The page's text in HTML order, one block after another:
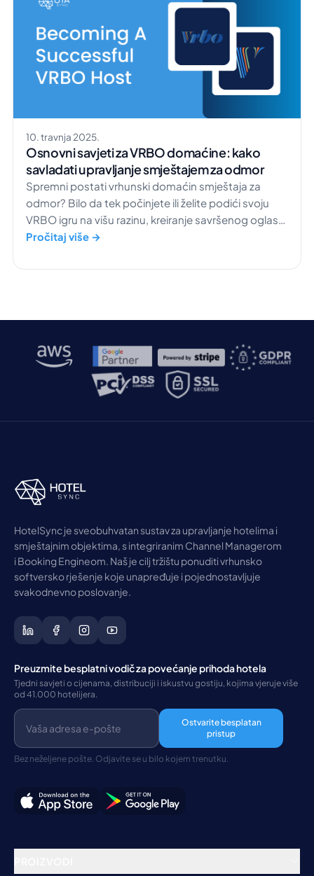
10. travnja 2025.
Osnovni savjeti za VRBO domaćine: kako
savladati upravljanje smještajem za odmor
Spremni postati vrhunski domaćin smještaja za
odmor? Bilo da tek počinjete ili želite podići svoju
VRBO igru na višu razinu, kreiranje savršenog oglasa
ključno je za privlačenje gostiju i povećanje broja
biti na dobrom putu da vodite uspješan smještaj za
Pročitaj više →
HotelSync je sveobuhvatan sustav za upravljanje hotelima i
smještajnim objektima, s integriranim Channel Managerom
i Booking Engineom. Naš je cilj tržištu ponuditi vrhunsko
softversko rješenje koje unapređuje i pojednostavljuje
svakodnevno poslovanje.
Preuzmite besplatni vodič za povećanje prihoda hotela
Tjedni savjeti o cijenama, distribuciji i iskustvu gostiju, kojima vjeruje više
od 41.000 hotelijera.
Ostvarite besplatan
pristup
Bez neželjene pošte. Odjavite se u bilo kojem trenutku.